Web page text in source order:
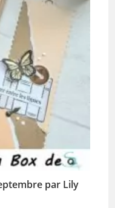
par Lily